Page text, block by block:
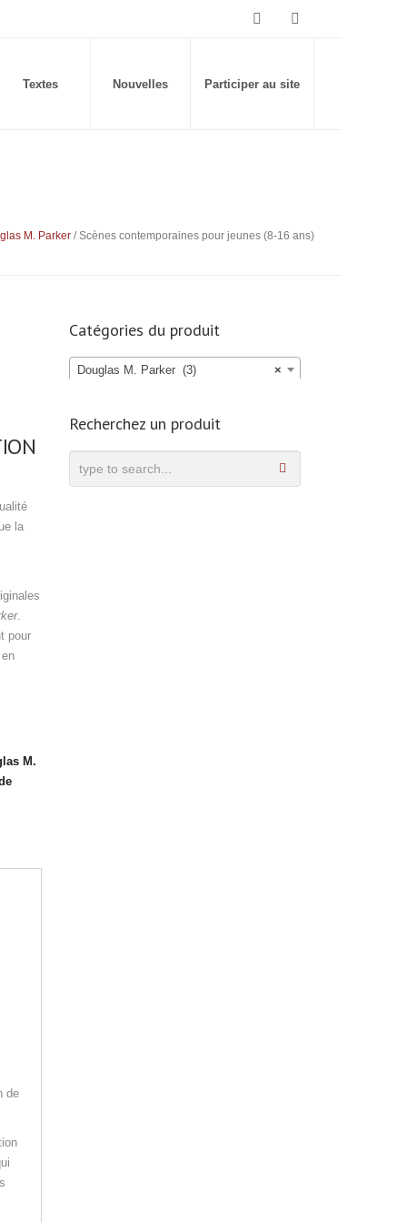
Textes Nouvelles Participer au site
M. Parker / Scènes contemporaines pour jeunes (8-16 ans)
la
.
pour
M.
de
Catégories du produit
×
Douglas M. Parker (3)
Recherchez un produit